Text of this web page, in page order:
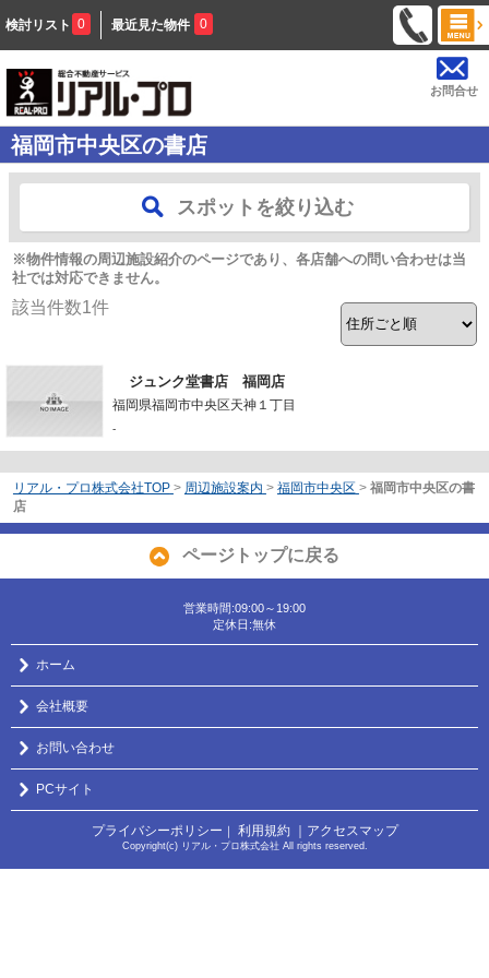
検討リスト 0 最近見た物件 0
お問合せ
福岡市中央区の書店
スポットを絞り込む
※物件情報の周辺施設紹介のページであり、各店舗への問い合わせは当
社では対応できません。
該当件数1件
ジュンク堂書店 福岡店
福岡県福岡市中央区天神１丁目
-
リアル・プロ株式会社TOP > 周辺施設案内 > 福岡市中央区 > 福岡市中央区の書
店
ページトップに戻る
営業時間:09:00～19:00
定休日:無休
ホーム
会社概要
お問い合わせ
PCサイト
プライバシーポリシー ｜ 利用規約 ｜アクセスマップ
Copyright(c) リアル・プロ株式会社 All rights reserved.